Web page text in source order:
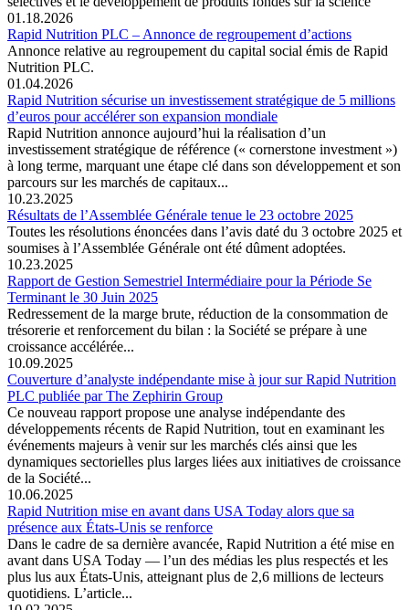
01.18.2026
Rapid Nutrition PLC – Annonce de regroupement d’actions
Annonce relative au regroupement du capital social émis de Rapid
Nutrition PLC.
01.04.2026
Rapid Nutrition sécurise un investissement stratégique de 5 millions
d’euros pour accélérer son expansion mondiale
Rapid Nutrition annonce aujourd’hui la réalisation d’un
investissement stratégique de référence (« cornerstone investment »)
à long terme, marquant une étape clé dans son développement et son
parcours sur les marchés de capitaux...
10.23.2025
Résultats de l’Assemblée Générale tenue le 23 octobre 2025
Toutes les résolutions énoncées dans l’avis daté du 3 octobre 2025 et
soumises à l’Assemblée Générale ont été dûment adoptées.
10.23.2025
Rapport de Gestion Semestriel Intermédiaire pour la Période Se
Terminant le 30 Juin 2025
Redressement de la marge brute, réduction de la consommation de
trésorerie et renforcement du bilan : la Société se prépare à une
croissance accélérée...
10.09.2025
Couverture d’analyste indépendante mise à jour sur Rapid Nutrition
PLC publiée par The Zephirin Group
Ce nouveau rapport propose une analyse indépendante des
développements récents de Rapid Nutrition, tout en examinant les
événements majeurs à venir sur les marchés clés ainsi que les
dynamiques sectorielles plus larges liées aux initiatives de croissance
de la Société...
10.06.2025
Rapid Nutrition mise en avant dans USA Today alors que sa
présence aux États-Unis se renforce
Dans le cadre de sa dernière avancée, Rapid Nutrition a été mise en
avant dans USA Today — l’un des médias les plus respectés et les
plus lus aux États-Unis, atteignant plus de 2,6 millions de lecteurs
quotidiens. L’article...